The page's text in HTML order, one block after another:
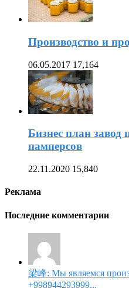
Производство и
06.05.2017 17,164
Бизнес план завод
памперсов
22.11.2020 15,840
Реклама
Последние комментарии
梁峰: Мы являемся
+998944293999...